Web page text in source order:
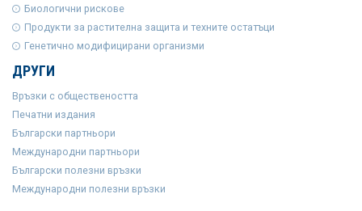
Биологични рискове
Продукти за растителна защита и техните остатъци
Генетично модифицирани организми
ДРУГИ
Връзки с обществеността
Печатни издания
Български партньори
Международни партньори
Български полезни връзки
Международни полезни връзки